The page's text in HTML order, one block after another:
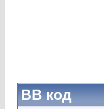
BB код